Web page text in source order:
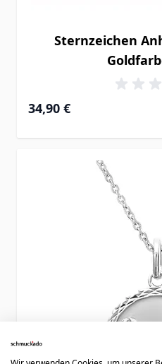
Sternzeichen
34,90 €